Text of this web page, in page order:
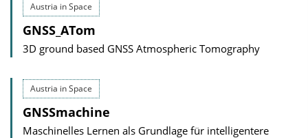
Austria in Space
GNSS_ATom
3D ground based GNSS Atmospheric Tomography
Austria in Space
GNSSmachine
Maschinelles Lernen als Grundlage für intelligentere